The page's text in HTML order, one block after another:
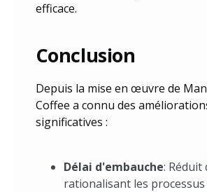
efficace.
Conclusion
Depuis la mise en œuvre de
Coffee a connu des
significatives :
Délai d'embauche: Réduit
rationalisant les processus